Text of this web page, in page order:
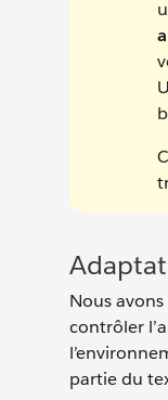
Nous
contrôler
partie du